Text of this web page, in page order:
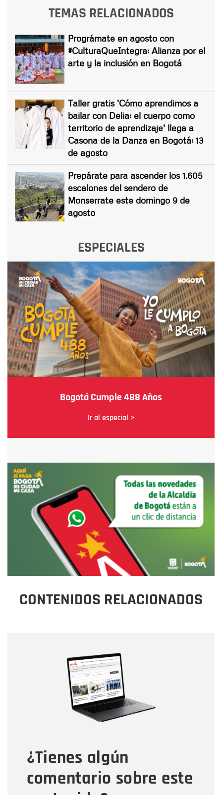
TEMAS RELACIONADOS
Prográmate en agosto con
#CulturaQueIntegra: Alianza por el
arte y la inclusión en Bogotá
Taller gratis 'Cómo aprendimos a
bailar con Delia: el cuerpo como
territorio de aprendizaje' llega a
Casona de la Danza en Bogotá: 13
de agosto
Prepárate para ascender los 1.605
escalones del sendero de
Monserrate este domingo 9 de
agosto
ESPECIALES
Bogotá Cumple 488 Años
Ir al especial >
CONTENIDOS RELACIONADOS
¿Tienes algún
comentario sobre este
Correo electrónico
Tipo de comentario
Mensaje